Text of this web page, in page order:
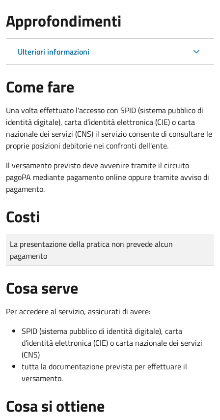
Approfondimenti
Ulteriori informazioni
Come fare
Una volta effettuato l'accesso con SPID (sistema pubblico di
identità digitale), carta d’identità elettronica (CIE) o carta
nazionale dei servizi (CNS) il servizio consente di consultare le
proprie posizioni debitorie nei confronti dell'ente.
Il versamento previsto deve avvenire tramite il circuito
pagoPA mediante pagamento online oppure tramite avviso di
pagamento.
Costi
Tipo di pagamento
Importo
La presentazione della pratica non prevede alcun
pagamento
Cosa serve
Per accedere al servizio, assicurati di avere:
SPID (sistema pubblico di identità digitale), carta
d’identità elettronica (CIE) o carta nazionale dei servizi
(CNS)
tutta la documentazione prevista per effettuare il
versamento.
Cosa si ottiene